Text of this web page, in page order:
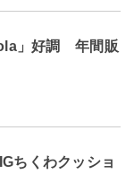
」好調 年間販
ちくわクッショ